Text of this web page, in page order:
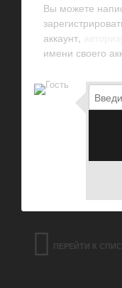
Вы можете
аккаунт,
имени своего
ПЕРЕЙТИ К